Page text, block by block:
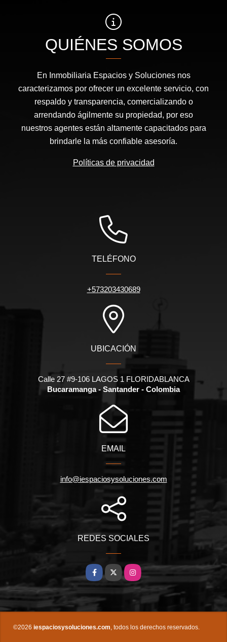
QUIÉNES SOMOS
En Inmobiliaria Espacios y Soluciones nos
caracterizamos por ofrecer un excelente servicio, con
respaldo y transparencia, comercializando o
arrendando ágilmente su propiedad, por eso
nuestros agentes están altamente capacitados para
brindarle la más confiable asesoría.
Políticas de privacidad
TELÉFONO
+573203430689
UBICACIÓN
Calle 27 #9-106 LAGOS 1 FLORIDABLANCA
Bucaramanga - Santander - Colombia
EMAIL
info@iespaciosysoluciones.com
REDES SOCIALES
Facebook
X Instagram
©2026 iespaciosysoluciones.com, todos los derechos reservados.